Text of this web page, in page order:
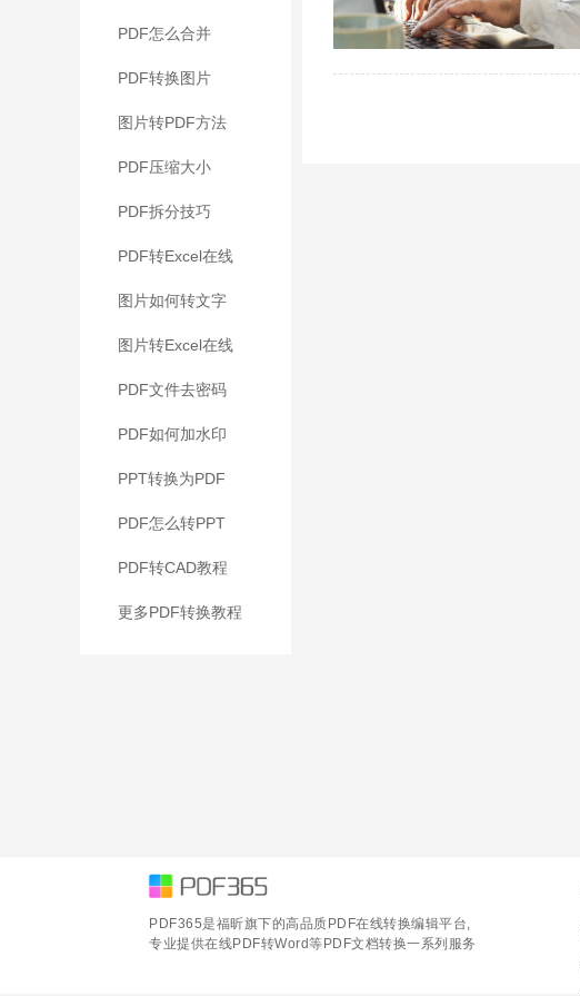
PDF怎么合并
PDF转换图片
图片转PDF方法
PDF压缩大小
PDF拆分技巧
PDF转Excel在线
图片如何转文字
图片转Excel在线
PDF文件去密码
PDF如何加水印
PPT转换为PDF
PDF怎么转PPT
PDF转CAD教程
更多PDF转换教程
PDF365是福昕旗下的高品质PDF在线转换编辑平台,
专业提供在线PDF转Word等PDF文档转换一系列服务